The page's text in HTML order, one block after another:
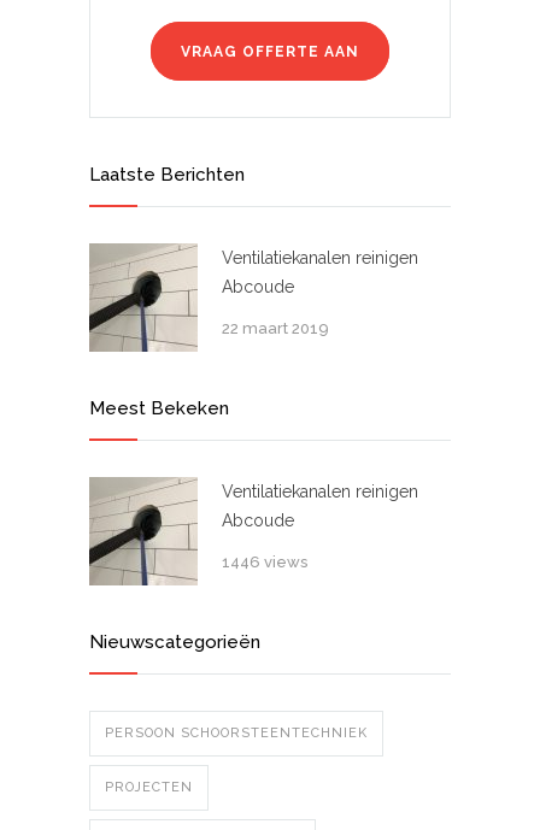
VRAAG OFFERTE AAN
Laatste Berichten
Ventilatiekanalen reinigen
Abcoude
22 maart 2019
Meest Bekeken
Ventilatiekanalen reinigen
Abcoude
1446 views
Nieuwscategorieën
PERSOON SCHOORSTEENTECHNIEK
PROJECTEN